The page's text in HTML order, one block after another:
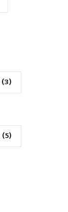
(3)
(5)